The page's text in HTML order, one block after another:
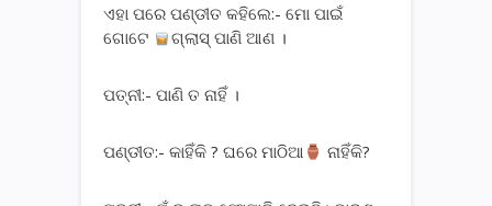
ଏହା ପରେ ପଣ୍ଡୀତ କହିଲେ:- ମୋ ପାଇଁ
ଗୋଟେ
ଗ୍ଲାସ୍ ପାଣି ଆଣ ।
ପତ୍ନୀ:- ପାଣି ତ ନାହିଁ ।
ପଣ୍ଡୀତ:- କାହିଁକି ? ଘରେ ମାଠିଆ ନାହିଁକି?